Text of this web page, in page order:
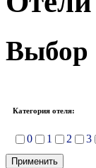
Выбор
Категория отеля:
0 1 2 3